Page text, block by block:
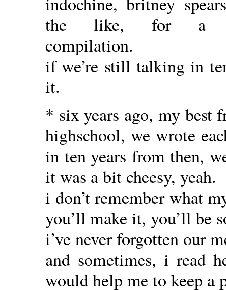
the like, for a
compilation.
if we’re still talking in
it.
* six years ago, my best
highschool, we wrote
in ten years from then,
it was a bit cheesy, yeah.
i don’t remember what
you’ll make it, you’ll be
i’ve never forgotten our
and sometimes, i read
would help me to keep a